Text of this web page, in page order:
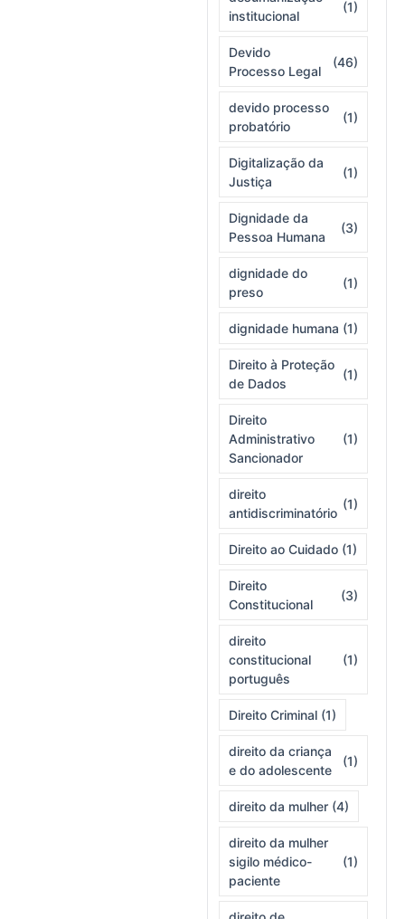
institucional
(1)
Devido
Processo Legal
(46)
devido processo
probatório
(1)
Digitalização da
Justiça
(1)
Dignidade da
Pessoa Humana
(3)
dignidade do
preso
(1)
dignidade humana (1)
Direito à Proteção
de Dados
(1)
Direito
Administrativo
Sancionador
(1)
direito
antidiscriminatório
(1)
Direito ao Cuidado (1)
Direito
Constitucional
(3)
direito
constitucional
português
(1)
Direito Criminal (1)
direito da criança
e do adolescente
(1)
direito da mulher (4)
direito da mulher
sigilo médico-
paciente
(1)